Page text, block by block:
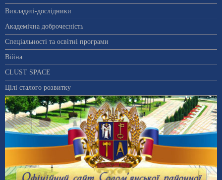
Викладачі-дослідники
Академічна доброчесність
Спеціальності та освітні програми
Війна
CLUST SPACE
Цілі сталого розвитку